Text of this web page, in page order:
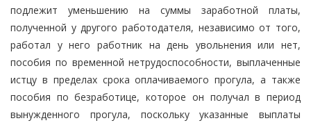
подлежит уменьшению на суммы заработной платы,
полученной у другого работодателя, независимо от того,
работал у него работник на день увольнения или нет,
пособия по временной нетрудоспособности, выплаченные
истцу в пределах срока оплачиваемого прогула, а также
пособия по безработице, которое он получал в период
вынужденного прогула, поскольку указанные выплаты